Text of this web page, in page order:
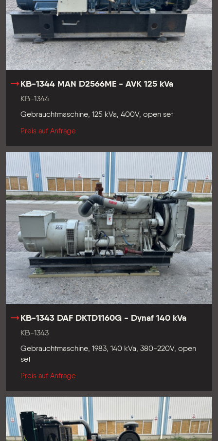
KB-1344 MAN D2566ME - AVK 125 kVa
KB-1344
Gebrauchtmaschine, 125 kVa, 400V, open set
Preis auf Anfrage
KB-1343 DAF DKTD1160G - Dynaf 140 kVa
KB-1343
Gebrauchtmaschine, 1983, 140 kVa, 380-220V, open
set
Preis auf Anfrage